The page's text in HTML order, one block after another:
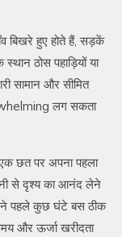
बिखरे हुए होते हैं, सड़कें
ठोस पहाड़ियों या
सामान और सीमित
लग सकता
छत पर अपना पहला
से दृश्य का आनंद लेने
पहले कुछ घंटे बस ठीक
और ऊर्जा खरीदता